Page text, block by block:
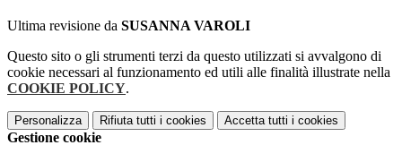
Ultima revisione da SUSANNA VAROLI
Questo sito o gli strumenti terzi da questo utilizzati si avvalgono di
cookie necessari al funzionamento ed utili alle finalità illustrate nella
COOKIE POLICY.
Personalizza Rifiuta tutti i cookies Accetta tutti i cookies
Gestione cookie